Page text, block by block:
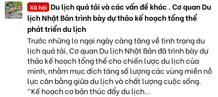
Xã hội Du lịch quá tải và các vấn đề khác . Cơ quan Du
lịch Nhật Bản trình bày dự thảo kế hoạch tổng thể
phát triển du lịch
Trước những lo ngại ngày càng tăng về tình trạng du
lịch quá tải, Cơ quan Du lịch Nhật Bản đã trình bày dự
thảo kế hoạch tổng thể cho chiến lược du lịch của
mình, nhằm mục đích tăng số lượng các vùng miền nỗ
lực cân bằng giữa du lịch và chất lượng cuộc sống.
"Kế hoạch cơ bản thúc đẩy du lịch...